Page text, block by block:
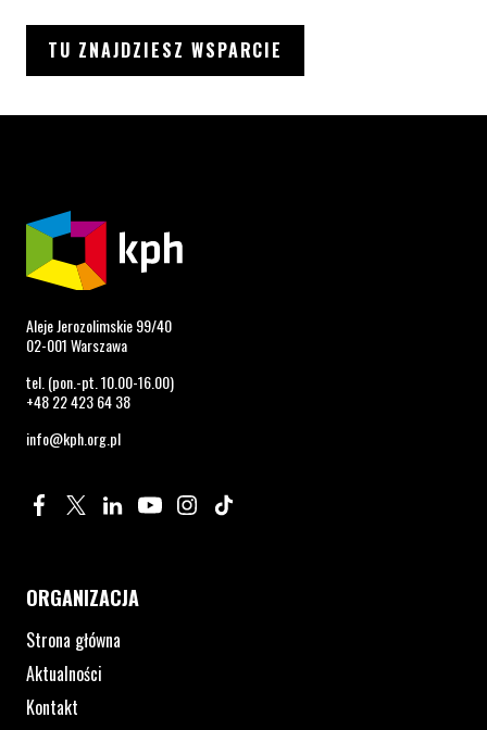
TU ZNAJDZIESZ WSPARCIE
Aleje Jerozolimskie 99/40
02-001 Warszawa
tel. (pon.-pt. 10.00-16.00)
+48 22 423 64 38
info@kph.org.pl
Profil na Facebook. Strona otwiera się w nowym oknie.
Profil na Twitter. Strona otwiera się w nowym oknie.
Profil na LinkedIn. Strona otwiera się w nowym oknie.
Profil na YouTube. Strona otwiera się w nowym
Profil na Instagram. Strona otwiera się
ORGANIZACJA
Strona główna
Aktualności
Kontakt